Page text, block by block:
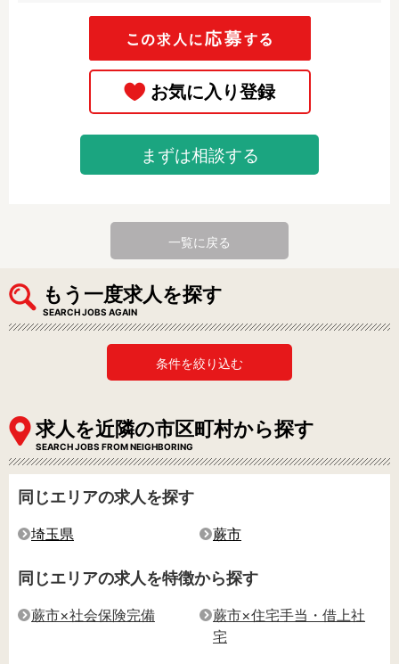
まずは相談する
一覧に戻る
もう一度求人を探す
SEARCH JOBS AGAIN
条件を絞り込む
求人を近隣の市区町村から探す
SEARCH JOBS FROM NEIGHBORING
同じエリアの求人を探す
埼玉県 蕨市
同じエリアの求人を特徴から探す
蕨市×社会保険完備
蕨市×住宅手当・借上社
宅